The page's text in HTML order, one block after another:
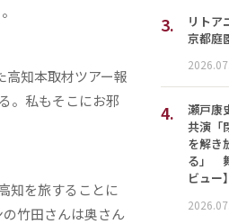
知本取材ツアー報
。私もそこにお邪
知を旅することに
竹田さんは奥さん
3.
リト
京都庭
4.
瀬戸康
共演「
を解き
る」
ビュー】